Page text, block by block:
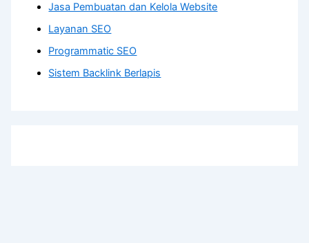
Jasa Pembuatan dan Kelola Website
Layanan SEO
Programmatic SEO
Sistem Backlink Berlapis